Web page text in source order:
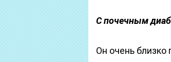
С почечным
Он очень близко